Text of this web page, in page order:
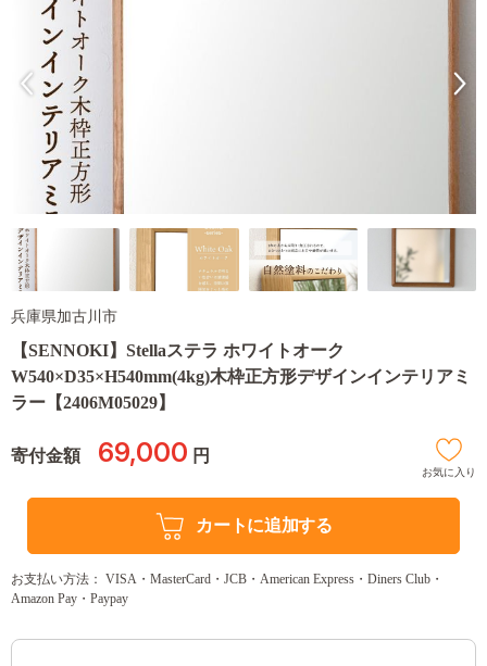
兵庫県加古川市
【SENNOKI】Stellaステラ ホワイトオーク
W540×D35×H540mm(4kg)木枠正方形デザインインテリアミ
ラー【2406M05029】
寄付金額 69,000 円
お気に入り
カートに追加する
お支払い方法： VISA・MasterCard・JCB・American Express・Diners Club・
Amazon Pay・Paypay